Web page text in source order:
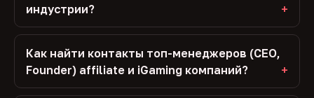
индустрии?
Как найти контакты топ-менеджеров (CEO,
Founder) affiliate и iGaming компаний?